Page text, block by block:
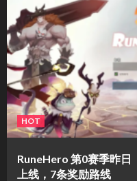
HOT
RuneHero 第0赛季昨日
上线，7条奖励路线